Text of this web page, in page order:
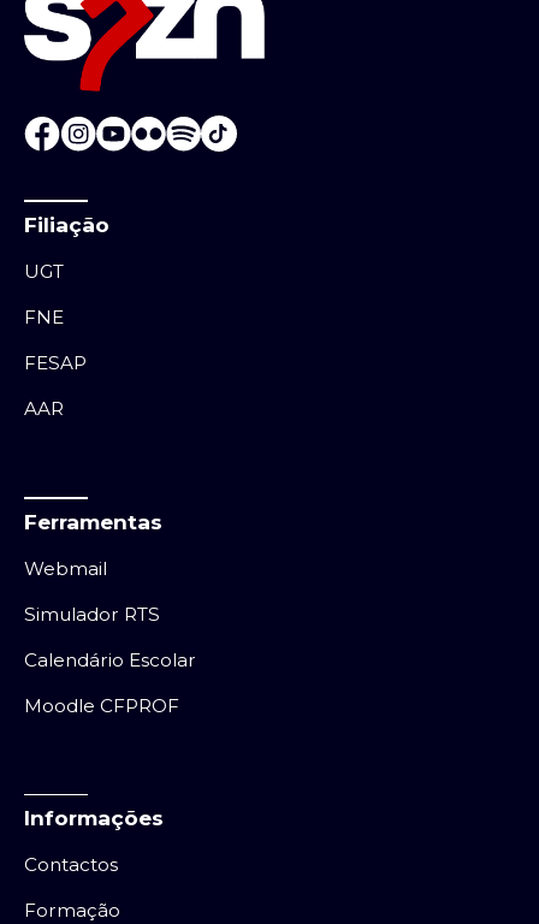
Filiação
UGT
FNE
FESAP
AAR
Ferramentas
Webmail
Simulador RTS
Calendário Escolar
Moodle CFPROF
Informações
Contactos
Formação